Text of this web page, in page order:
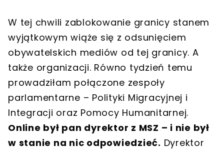
W tej chwili zablokowanie granicy stanem
wyjątkowym wiąże się z odsunięciem
obywatelskich mediów od tej granicy. A
także organizacji. Równo tydzień temu
prowadziłam połączone zespoły
parlamentarne – Polityki Migracyjnej i
Integracji oraz Pomocy Humanitarnej.
Online był pan dyrektor z MSZ – i nie był
w stanie na nic odpowiedzieć. Dyrektor